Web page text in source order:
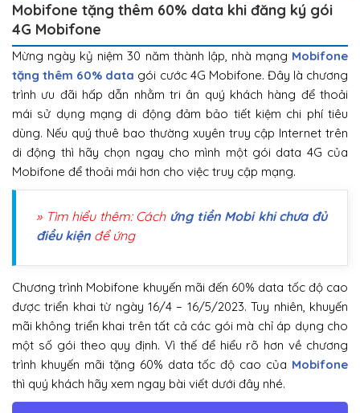
Mobifone tặng thêm 60% data khi đăng ký gói
4G Mobifone
Mừng ngày kỷ niệm 30 năm thành lập, nhà mạng Mobifone
tặng thêm 60% data gói cước 4G Mobifone. Đây là chương
trình ưu đãi hấp dẫn nhằm tri ân quý khách hàng để thoải
mái sử dụng mạng di động đảm bảo tiết kiệm chi phí tiêu
dùng. Nếu quý thuê bao thường xuyên truy cập Internet trên
di động thì hãy chọn ngay cho mình một gói data 4G của
Mobifone để thoải mái hơn cho việc truy cập mạng.
» Tìm hiểu thêm: Cách ứng tiền Mobi khi chưa đủ
điều kiện để ứng
Chương trình Mobifone khuyến mãi đến 60% data tốc độ cao
được triển khai từ ngày 16/4 – 16/5/2023. Tuy nhiên, khuyến
mãi không triển khai trên tất cả các gói mà chỉ áp dụng cho
một số gói theo quy định. Vì thế để hiểu rõ hơn về chương
trình khuyến mãi tặng 60% data tốc độ cao của Mobifone
thì quý khách hãy xem ngay bài viết dưới đây nhé.